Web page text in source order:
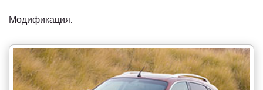
Модификация: